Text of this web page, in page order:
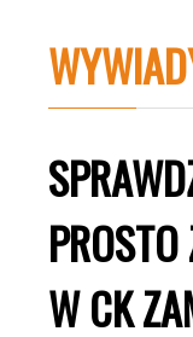
W CK